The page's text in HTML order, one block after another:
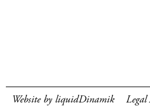
Website by liquidDinamik